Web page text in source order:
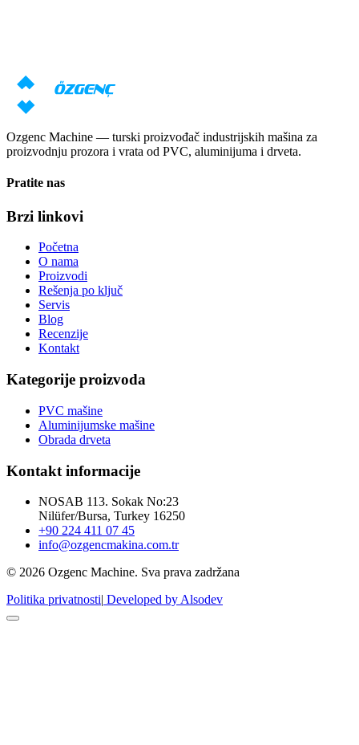
Zatraži cenu Preuzmi katalog
Ozgenc Machine — turski proizvođač industrijskih mašina za
proizvodnju prozora i vrata od PVC, aluminijuma i drveta.
Pratite nas
Brzi linkovi
Početna
O nama
Proizvodi
Rešenja po ključ
Servis
Blog
Recenzije
Kontakt
Kategorije proizvoda
PVC mašine
Aluminijumske mašine
Obrada drveta
Kontakt informacije
NOSAB 113. Sokak No:23
Nilüfer/Bursa, Turkey 16250
+90 224 411 07 45
info@ozgencmakina.com.tr
© 2026 Ozgenc Machine. Sva prava zadržana
Politika privatnosti| Developed by Alsodev